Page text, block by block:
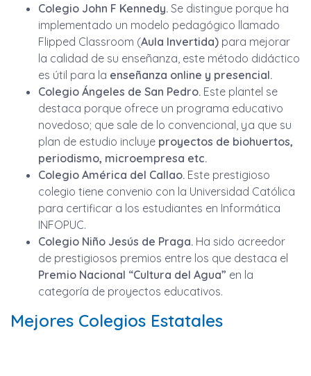
Colegio John F Kennedy. Se distingue porque ha
implementado un modelo pedagógico llamado
Flipped Classroom (Aula Invertida) para mejorar
la calidad de su enseñanza, este método didáctico
es útil para la enseñanza online y presencial.
Colegio Ángeles de San Pedro. Este plantel se
destaca porque ofrece un programa educativo
novedoso; que sale de lo convencional, ya que su
plan de estudio incluye proyectos de biohuertos,
periodismo, microempresa etc.
Colegio América del Callao. Este prestigioso
colegio tiene convenio con la Universidad Católica
para certificar a los estudiantes en Informática
INFOPUC.
Colegio Niño Jesús de Praga. Ha sido acreedor
de prestigiosos premios entre los que destaca el
Premio Nacional “Cultura del Agua” en la
categoría de proyectos educativos.
Mejores Colegios Estatales